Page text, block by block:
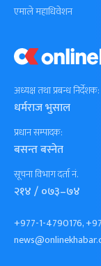
अध्यक्ष तथा प्रबन्ध निर्देशक:
धर्मराज भुसाल
प्रधान सम्पादक:
बसन्त बस्नेत
सूचना विभाग दर्ता नं.
२१४ / ०७३–७४
+977-1-4790176,
एमाले महाधिवेशन